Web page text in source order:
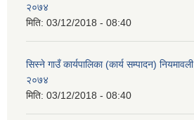
२०७४
मिति: 03/12/2018 - 08:40
सिस्ने गाउँ कार्यपालिका (कार्य सम्पादन) नियमावली
२०७४
मिति: 03/12/2018 - 08:40